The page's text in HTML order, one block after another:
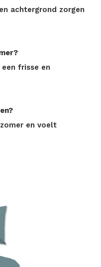
achtergrond zorgen
frisse en
en voelt